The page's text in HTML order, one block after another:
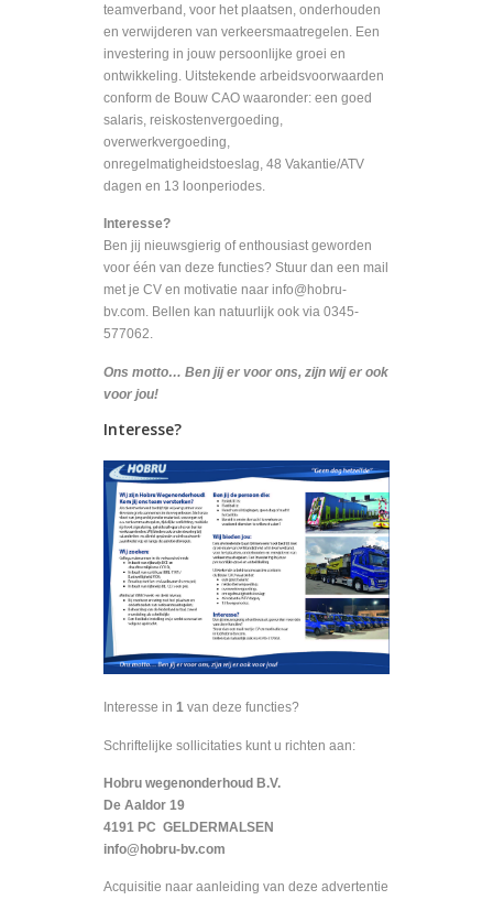
teamverband, voor het plaatsen, onderhouden
en verwijderen van verkeersmaatregelen. Een
investering in jouw persoonlijke groei en
ontwikkeling. Uitstekende arbeidsvoorwaarden
conform de Bouw CAO waaronder: een goed
salaris, reiskostenvergoeding,
overwerkvergoeding,
onregelmatigheidstoeslag, 48 Vakantie/ATV
dagen en 13 loonperiodes.
Interesse?
Ben jij nieuwsgierig of enthousiast geworden
voor één van deze functies? Stuur dan een mail
met je CV en motivatie naar info@hobru-
bv.com. Bellen kan natuurlijk ook via 0345-
577062.
Ons motto… Ben jij er voor ons, zijn wij er ook
voor jou!
Interesse?
Interesse in 1 van deze functies?
Schriftelijke sollicitaties kunt u richten aan:
Hobru wegenonderhoud B.V.
De Aaldor 19
4191 PC GELDERMALSEN
info@hobru-bv.com
Acquisitie naar aanleiding van deze advertentie